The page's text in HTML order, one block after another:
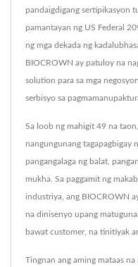
pandaigdigang sertipikasyon
pamantayan ng US Federal
ng mga dekada ng
BIOCROWN ay patuloy na
solution para sa mga
serbisyo sa
Sa loob ng mahigit 49 na
nangungunang tagapagbigay
pangangalaga ng balat,
mukha. Sa paggamit ng
industriya, ang BIOCROWN
na dinisenyo upang
bawat customer, na tinitiyak
Tingnan ang aming mataas